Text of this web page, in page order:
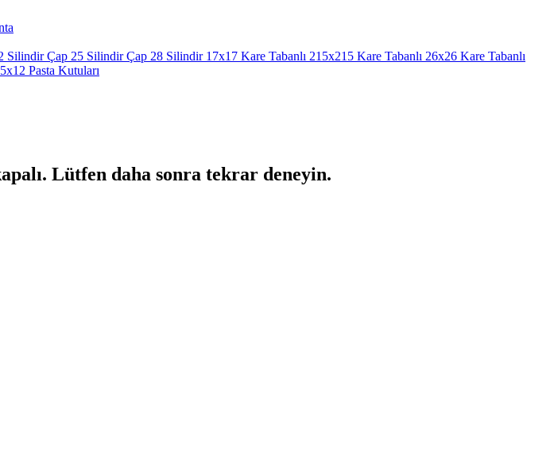
SilindirÇap 25 SilindirÇap 28 Silindir17x17 Kare Tabanlı 215x215 Kare Tabanlı 26x26 Kare Tabanlı
Pasta Kutuları
Lütfen daha sonra tekrar deneyin.